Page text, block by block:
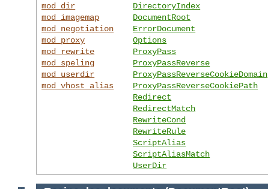
mod_dir
mod_imagemap
mod_negotiation
mod_proxy
mod_rewrite
mod_speling
mod_userdir
mod_vhost_alias
DirectoryIndex
DocumentRoot
ErrorDocument
Options
ProxyPass
ProxyPassReverse
ProxyPassReverseCookieDomain
ProxyPassReverseCookiePath
Redirect
RedirectMatch
RewriteCond
RewriteRule
ScriptAlias
ScriptAliasMatch
UserDir